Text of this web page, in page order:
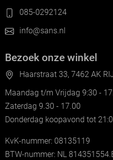
085-0292124
info@sans.nl
Bezoek onze winkel
Haarstraat 33, 7462 AK
Maandag t/m Vrijdag 9:30 -
Zaterdag 9.30 - 17.00
Donderdag koopavond tot
KvK-nummer: 08135119
BTW-nummer: NL